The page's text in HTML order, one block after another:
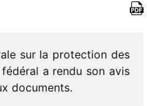
sur la protec­tion des
a rendu son avis
documents.